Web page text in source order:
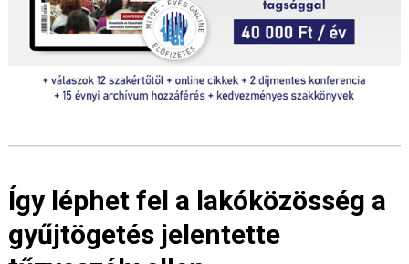
Így léphet fel a lakóközösség a
gyűjtögetés jelentette